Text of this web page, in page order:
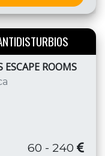
ESCAPE ROOMS
60 - 240